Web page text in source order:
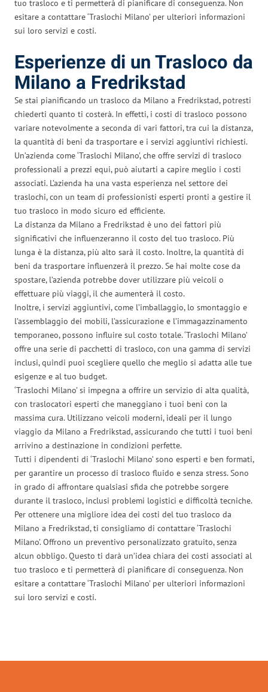
tuo trasloco e ti permetterà di pianificare di conseguenza. Non
esitare a contattare ‘Traslochi Milano’ per ulteriori informazioni
sui loro servizi e costi.
Esperienze di un Trasloco da
Milano a Fredrikstad
Se stai pianificando un trasloco da Milano a Fredrikstad, potresti
chiederti quanto ti costerà. In effetti, i costi di trasloco possono
variare notevolmente a seconda di vari fattori, tra cui la distanza,
la quantità di beni da trasportare e i servizi aggiuntivi richiesti.
Un’azienda come ‘Traslochi Milano’, che offre servizi di trasloco
professionali a prezzi equi, può aiutarti a capire meglio i costi
associati. L’azienda ha una vasta esperienza nel settore dei
traslochi, con un team di professionisti esperti pronti a gestire il
tuo trasloco in modo sicuro ed efficiente.
La distanza da Milano a Fredrikstad è uno dei fattori più
significativi che influenzeranno il costo del tuo trasloco. Più
lunga è la distanza, più alto sarà il costo. Inoltre, la quantità di
beni da trasportare influenzerà il prezzo. Se hai molte cose da
spostare, l’azienda potrebbe dover utilizzare più veicoli o
effettuare più viaggi, il che aumenterà il costo.
Inoltre, i servizi aggiuntivi, come l’imballaggio, lo smontaggio e
l’assemblaggio dei mobili, l’assicurazione e l’immagazzinamento
temporaneo, possono influire sul costo totale. ‘Traslochi Milano’
offre una serie di pacchetti di trasloco, con una gamma di servizi
inclusi, quindi puoi scegliere quello che meglio si adatta alle tue
esigenze e al tuo budget.
‘Traslochi Milano’ si impegna a offrire un servizio di alta qualità,
con traslocatori esperti che maneggiano i tuoi beni con la
massima cura. Utilizzano veicoli moderni, ideali per il lungo
viaggio da Milano a Fredrikstad, assicurando che tutti i tuoi beni
arrivino a destinazione in condizioni perfette.
Tutti i dipendenti di ‘Traslochi Milano’ sono esperti e ben formati,
per garantire un processo di trasloco fluido e senza stress. Sono
in grado di affrontare qualsiasi sfida che potrebbe sorgere
durante il trasloco, inclusi problemi logistici e difficoltà tecniche.
Per ottenere una migliore idea dei costi del tuo trasloco da
Milano a Fredrikstad, ti consigliamo di contattare ‘Traslochi
Milano’. Offrono un preventivo personalizzato gratuito, senza
alcun obbligo. Questo ti darà un’idea chiara dei costi associati al
tuo trasloco e ti permetterà di pianificare di conseguenza. Non
esitare a contattare ‘Traslochi Milano’ per ulteriori informazioni
sui loro servizi e costi.